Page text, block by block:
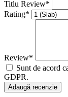
Titlu Review*
Rating*
Review*
Sunt de acord
GDPR.
Adaugă recenzie